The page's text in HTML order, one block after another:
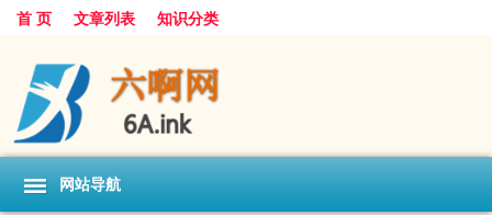
首 页 文章列表 知识分类
网站导航